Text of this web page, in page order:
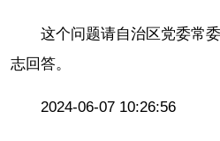
这个问题请自治区党委常
志回答。
2024-06-07 10:26:56